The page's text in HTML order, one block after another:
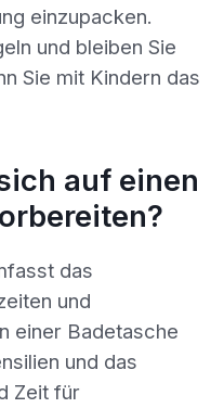
einzupacken.
und bleiben Sie
Sie mit Kindern das
auf einen
das
und
einer Badetasche
und das
Zeit für